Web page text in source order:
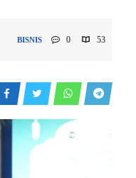
BISNIS 0 53